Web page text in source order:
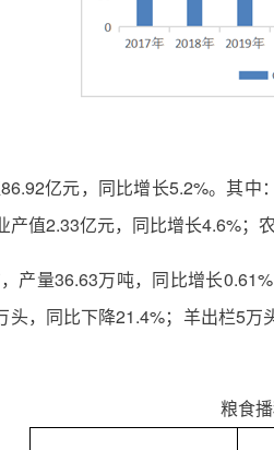
亿元，同比增长5.2%。其
值2.33亿元，同比增长4.6%；
产量36.63万吨，同比增长
，同比下降21.4%；羊出栏5
粮食